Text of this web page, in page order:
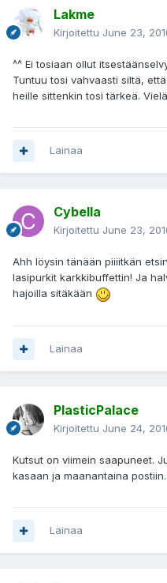
Lakme
Kirjoitettu June 23,
^^ Ei tosiaan ollut
Tuntuu tosi vahvaasti siltä,
heille sittenkin tosi tärkeä.
Lainaa
Cybella
Kirjoitettu June 23,
Ahh löysin tänään piiiitkän
lasipurkit karkkibuffettin! Ja
hajoilla sitäkään
Lainaa
PlasticPalace
Kirjoitettu June 24,
Kutsut on viimein saapuneet.
kasaan ja maanantaina
Lainaa